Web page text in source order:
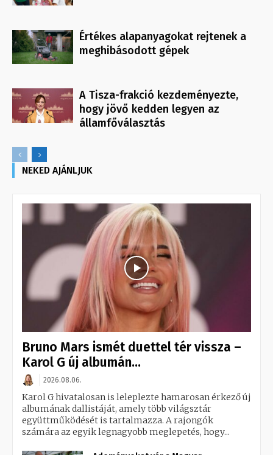
Értékes alapanyagokat rejtenek a
meghibásodott gépek
A Tisza-frakció kezdeményezte,
hogy jövő kedden legyen az
államfőválasztás
NEKED AJÁNLJUK
Bruno Mars ismét duettel tér vissza –
Karol G új albumán...
2026.08.06.
Karol G hivatalosan is leleplezte hamarosan érkező új
albumának dallistáját, amely több világsztár
együttműködését is tartalmazza. A rajongók
számára az egyik legnagyobb meglepetés, hogy...